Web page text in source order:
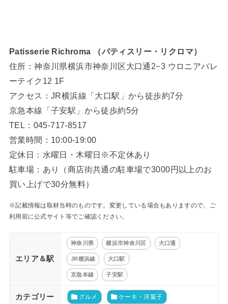
Patisserie Richroma （パティスリー・リクロマ）
住所：神奈川県横浜市神奈川区大口通2−3 ウロニアバレ
ーテイク12 1F
アクセス：JR横浜線「大口駅」から徒歩約7分
京急本線「子安駅」から徒歩約5分
TEL：045-717-8517
営業時間：10:00-19:00
定休日：水曜日・木曜日※不定休あり
駐車場：あり（商店街共通の駐車場で3000円以上のお
買い上げで30分無料）
※記載情報は取材当時のものです。変更している場合もありますので、ご
利用前に公式サイト等でご確認ください。
エリア＆駅
神奈川県 横浜市神奈川区 大口通
JR横浜線 大口駅
京急本線 子安駅
カテゴリー グルメ ケーキ・洋菓子